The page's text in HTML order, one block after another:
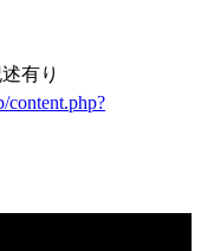
有り
content.php?